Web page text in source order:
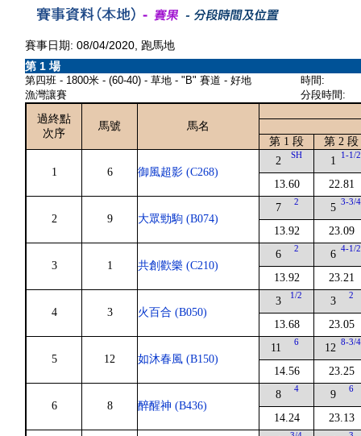
賽事日期: 08/04/2020, 跑馬地
第 1 場
第四班 - 1800米 - (60-40) - 草地 - "B" 賽道 - 好地
漁灣讓賽
時間:
分段時間:
過終點
次序
馬號
馬名
第 1 段
第 2 段
1 6 御風超影 (C268)
2 SH
13.60
1 1-1/2
22.81
2 9 大眾勁駒 (B074)
7 2
13.92
5 3-3/4
23.09
3 1 共創歡樂 (C210)
6 2
13.92
6 4-1/2
23.21
4 3 火百合 (B050)
3 1/2
13.68
3 2
23.05
5 12 如沐春風 (B150)
11 6
14.56
12 8-3/4
23.25
6 8 醉醒神 (B436)
8 4
14.24
9 6
23.13